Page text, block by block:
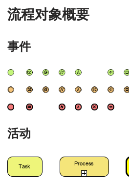
流程对象概要
事件
活动